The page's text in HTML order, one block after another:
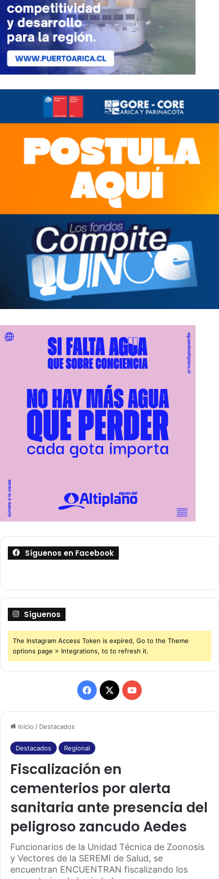
Inicio / Destacados
Destacados Regional
Fiscalización en
cementerios por alerta
sanitaria ante presencia del
peligroso zancudo Aedes
Funcionarios de la Unidad Técnica de Zoonosis
y Vectores de la SEREMI de Salud, se
encuentran ENCUENTRAN fiscalizando los
Síguenos en Facebook
Síguenos
The Instagram Access Token is expired, Go to the Theme
options page > Integrations, to to refresh it.
F
a
e
b
o
o
k
X
Y
o
b
e